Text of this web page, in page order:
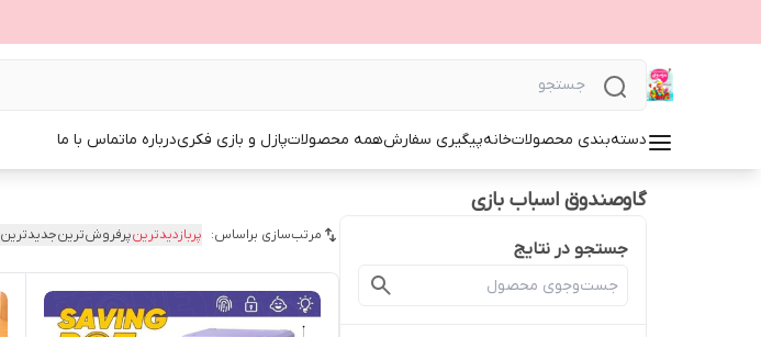
دسته‌بندی محصولاتخانهپیگیری سفارشهمه محصولاتپازل و بازی فکریدرباره ماتماس با ما
گاوصندوق اسباب بازی
جستجو در نتایج
مرتب‌سازی براساس: پربازدیدترینپرفروش‌ترینجدیدترین